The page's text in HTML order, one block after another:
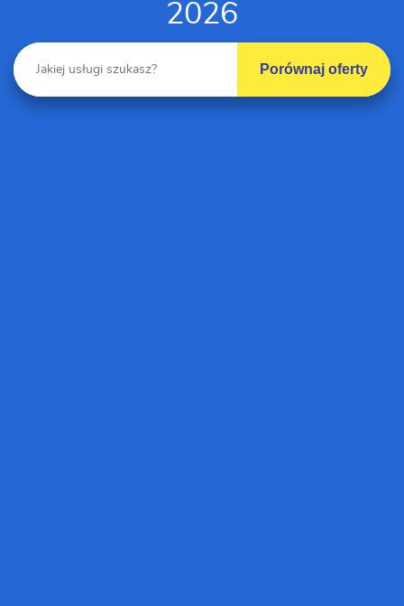
2026
Porównaj oferty